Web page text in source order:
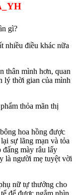
gì?
nhiều điều khác nữa
thân mình hơn, quan
lý thời gian của mình
thỏa mãn thị
hoa hồng được
sự lãng mạn và tỏa
mày râu lấy
là người mẹ tuyệt vời
nữ tự thưởng cho
để được ngắm nhìn